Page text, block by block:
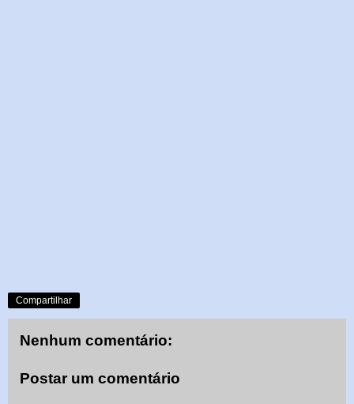
Compartilhar
Nenhum comentário:
Postar um comentário